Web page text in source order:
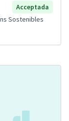
Acceptada
Sostenibles